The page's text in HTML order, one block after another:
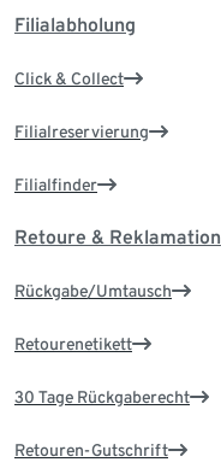
Filialabholung
Click & Collect
Filialreservierung
Filialfinder
Retoure & Reklamation
Rückgabe/Umtausch
Retourenetikett
30 Tage Rückgaberecht
Retouren-Gutschrift